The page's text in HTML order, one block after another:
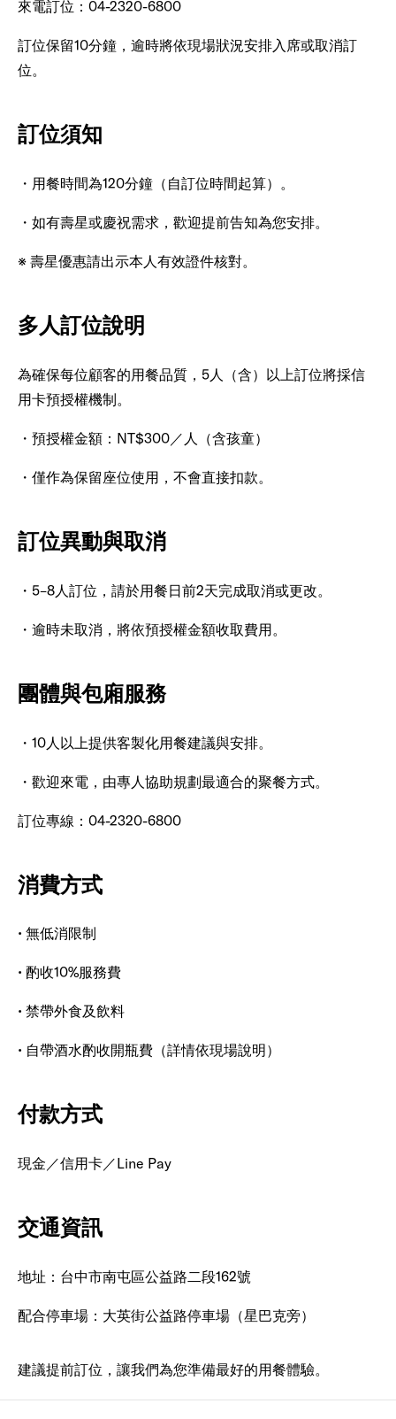
來電訂位：04-2320-6800
訂位保留10分鐘，逾時將依現場狀況安排入席或取消訂
位。
訂位須知
・用餐時間為120分鐘（自訂位時間起算）。
・如有壽星或慶祝需求，歡迎提前告知為您安排。
※ 壽星優惠請出示本人有效證件核對。
多人訂位說明
為確保每位顧客的用餐品質，5人（含）以上訂位將採信
用卡預授權機制。
・預授權金額：NT$300／人（含孩童）
・僅作為保留座位使用，不會直接扣款。
訂位異動與取消
・5–8人訂位，請於用餐日前2天完成取消或更改。
・逾時未取消，將依預授權金額收取費用。
團體與包廂服務
・10人以上提供客製化用餐建議與安排。
・歡迎來電，由專人協助規劃最適合的聚餐方式。
訂位專線：04-2320-6800
消費方式
• 無低消限制
• 酌收10%服務費
• 禁帶外食及飲料
• 自帶酒水酌收開瓶費（詳情依現場說明）
付款方式
現金／信用卡／Line Pay
交通資訊
地址：台中市南屯區公益路二段162號
配合停車場：大英街公益路停車場（星巴克旁）
建議提前訂位，讓我們為您準備最好的用餐體驗。